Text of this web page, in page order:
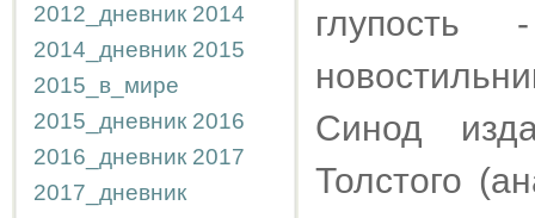
2012_дневник 2014
2014_дневник 2015
2015_в_мире
2015_дневник 2016
2016_дневник 2017
2017_дневник
Синод
Толстого